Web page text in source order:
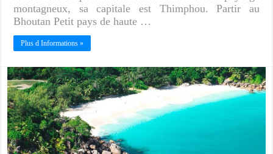
montagneux, sa capitale est Thimphou. Partir au
Bhoutan Petit pays de haute …
Plus d Informations »